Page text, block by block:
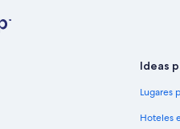
Ideas
Lugares
Hoteles